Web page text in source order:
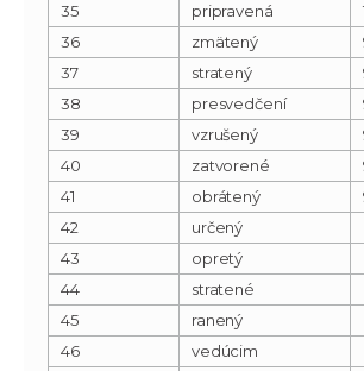
35
pripravená
36
zmätený
37
stratený
38
presvedčení
39
vzrušený
40
zatvorené
41
obrátený
42
určený
43
opretý
44
stratené
45
ranený
46
vedúcim